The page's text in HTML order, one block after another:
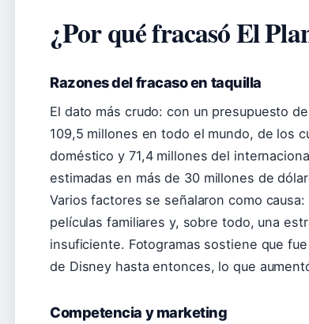
¿Por qué fracasó El
Razones del fracaso en taquilla
El dato más crudo: con un presupuesto
109,5 millones en todo el mundo, de los
doméstico y 71,4 millones del
estimadas en más de 30 millones de
Varios factores se señalaron como
películas familiares y, sobre todo, una
insuficiente. Fotogramas sostiene que
de Disney hasta entonces, lo que
Competencia y marketing